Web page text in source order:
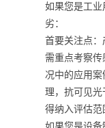
如果您是工
劣：
首要关注点：
需重点考察
况中的应用
理，抗可见
得纳入评估范